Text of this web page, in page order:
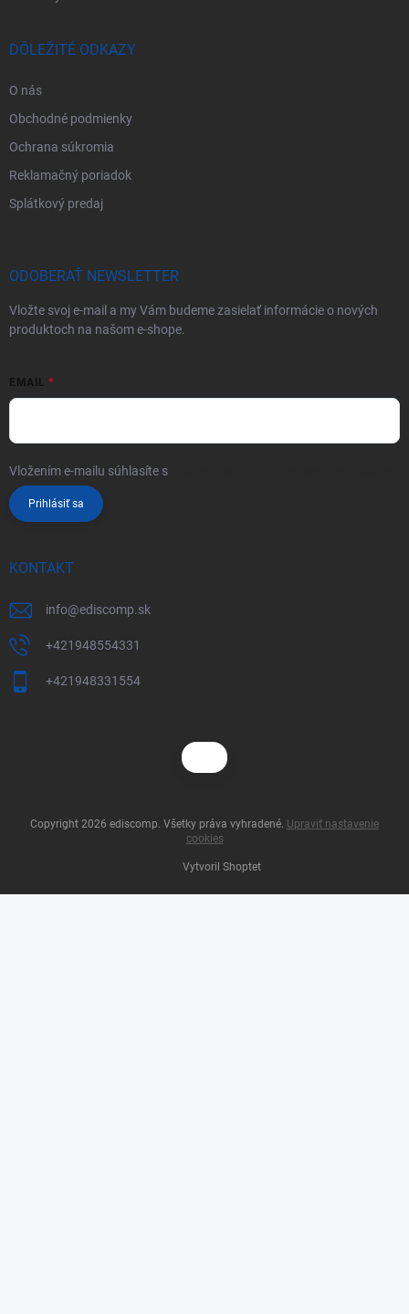
DÔLEŽITÉ ODKAZY
O nás
Obchodné podmienky
Ochrana súkromia
Reklamačný poriadok
Splátkový predaj
ODOBERAŤ NEWSLETTER
Vložte svoj e-mail a my Vám budeme zasielať informácie o nových
produktoch na našom e-shope.
EMAIL
Vložením e-mailu súhlasíte s
Prihlásiť sa
KONTAKT
info@ediscomp.sk
+421948554331
+421948331554
Vytvoril Shoptet
Copyright 2026 ediscomp. Všetky práva vyhradené. Upraviť nastavenie
cookies